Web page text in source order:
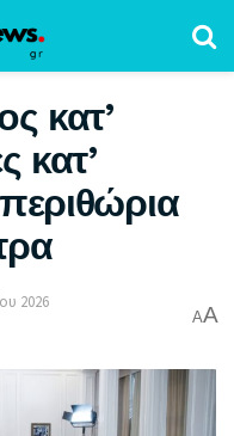
κατ’
κατ’
2026
AA